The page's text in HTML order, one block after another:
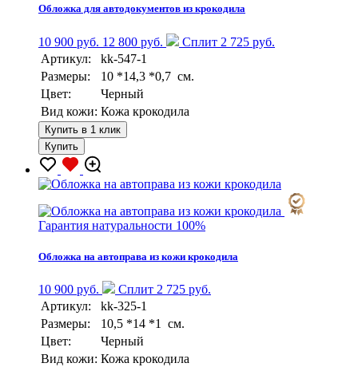
Обложка для автодокументов из крокодила
10 900 руб. 12 800 руб.
Сплит 2 725 руб.
Артикул:
kk-547-1
Размеры:
10 *14,3 *0,7 см.
Цвет:
Черный
Вид кожи: Кожа крокодила
Купить в 1 клик
Купить
Гарантия натуральности 100%
Обложка на автоправа из кожи крокодила
10 900 руб.
Сплит 2 725 руб.
Артикул:
kk-325-1
Размеры:
10,5 *14 *1 см.
Цвет:
Черный
Вид кожи: Кожа крокодила